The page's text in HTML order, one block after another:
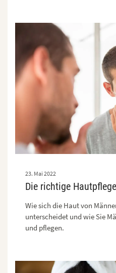
Die richtige
23. Mai 2022
Wie sich die Haut von
unterscheidet und wie Sie
und pflegen.